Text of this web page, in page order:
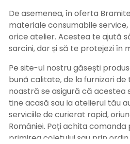
De asemenea, în oferta
materiale consumabile
orice atelier. Acestea te ajută
sarcini, dar și să te protejezi în
Pe site-ul nostru găsești
bună calitate, de la furnizori de
noastră se asigură că acestea
tine acasă sau la atelierul tău
serviciile de curierat rapid,
României. Poți achita comanda
primirea coletului sau prin